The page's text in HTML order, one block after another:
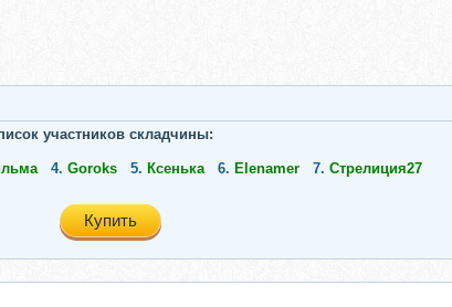
участников складчины:
4. Goroks 5. Ксенька 6. Elenamer 7. Стрелиция27
Купить